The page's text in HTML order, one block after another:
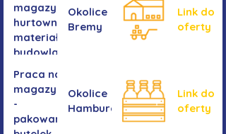
magazynie -
hurtownia
materiałów
budowlanych
Okolice
Bremy
Link do
oferty
Praca na
magazynie
-
pakowanie
Okolice
Hamburga
Link do
oferty